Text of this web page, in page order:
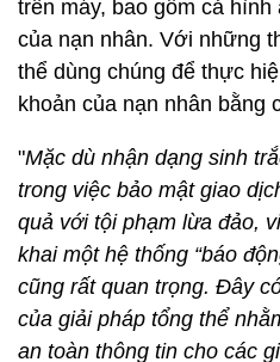
trên máy, bao gồm cả
của nạn nhân. Với những
thể dùng chúng để thực
khoản của nạn nhân bằng
"Mặc dù nhận dạng sinh
trong việc bảo mật giao
quả với tội phạm lừa đảo,
khai một hệ thống “báo
cũng rất quan trọng. Đây
của giải pháp tổng thể
an toàn thông tin cho các